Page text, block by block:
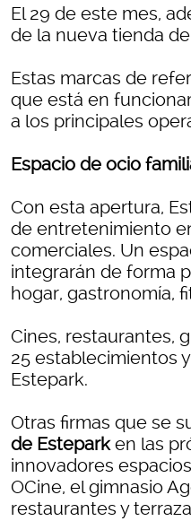
El 29 de este mes,
de la nueva tienda
Estas marcas de
que está en
a los principales
Espacio de ocio
Con esta apertura,
de entretenimiento
comerciales. Un
integrarán de forma
hogar, gastronomía,
Cines, restaurantes,
25 establecimientos
Estepark.
Otras firmas que se
de Esteparken las
innovadores
OCine, el gimnasio
restaurantes y